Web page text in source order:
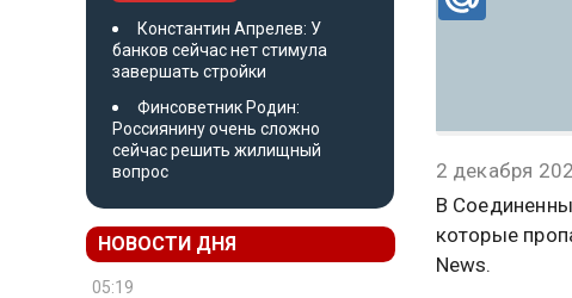
Константин Апрелев: У
банков сейчас нет стимула
завершать стройки
Финсоветник Родин:
Россиянину очень сложно
сейчас решить жилищный
вопрос
НОВОСТИ ДНЯ
05:19
2 декабря
В
которые
News.